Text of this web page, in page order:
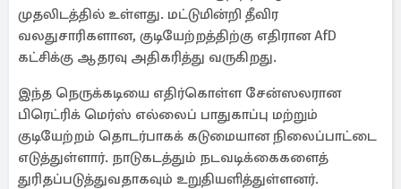
முதலிடத்தில் உள்ளது. மட்டுமின்றி தீவிர
வலதுசாரிகளான, குடியேற்றத்திற்கு எதிரான AfD
கட்சிக்கு ஆதரவு அதிகரித்து வருகிறது.
இந்த நெருக்கடியை எதிர்கொள்ள சேன்ஸலரான
பிரெட்ரிக் மெர்ஸ் எல்லைப் பாதுகாப்பு மற்றும்
குடியேற்றம் தொடர்பாகக் கடுமையான நிலைப்பாட்டை
எடுத்துள்ளார். நாடுகடத்தும் நடவடிக்கைகளைத்
துரிதப்படுத்துவதாகவும் உறுதியளித்துள்ளனர்.